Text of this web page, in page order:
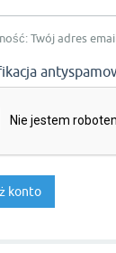
Twój adres